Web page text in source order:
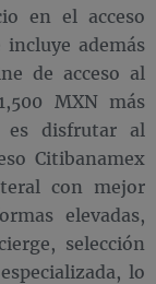
en el acceso
además
de acceso al
MXN más
disfrutar al
Citibanamex
con mejor
elevadas,
selección
lo